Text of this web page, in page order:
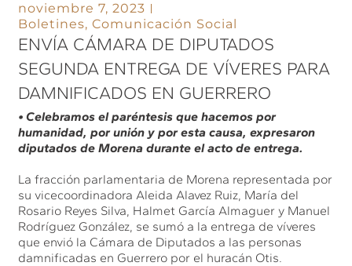
noviembre 7, 2023
Boletines,Comunicación Social
ENVÍA CÁMARA DE DIPUTADOS
SEGUNDA ENTREGA DE VÍVERES PARA
DAMNIFICADOS EN GUERRERO
• Celebramos el paréntesis que hacemos por
humanidad, por unión y por esta causa, expresaron
diputados de Morena durante el acto de entrega.
La fracción parlamentaria de Morena representada por
su vicecoordinadora Aleida Alavez Ruiz, María del
Rosario Reyes Silva, Halmet García Almaguer y Manuel
Rodríguez González, se sumó a la entrega de víveres
que envió la Cámara de Diputados a las personas
damnificadas en Guerrero por el huracán Otis.